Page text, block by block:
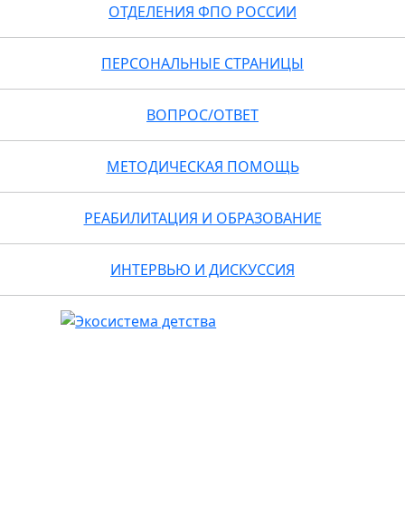
ОТДЕЛЕНИЯ ФПО РОССИИ
ПЕРСОНАЛЬНЫЕ СТРАНИЦЫ
ВОПРОС/ОТВЕТ
МЕТОДИЧЕСКАЯ ПОМОЩЬ
РЕАБИЛИТАЦИЯ И ОБРАЗОВАНИЕ
ИНТЕРВЬЮ И ДИСКУССИЯ